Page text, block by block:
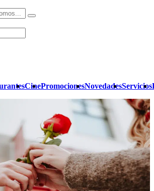
CinePromocionesNovedadesServicios